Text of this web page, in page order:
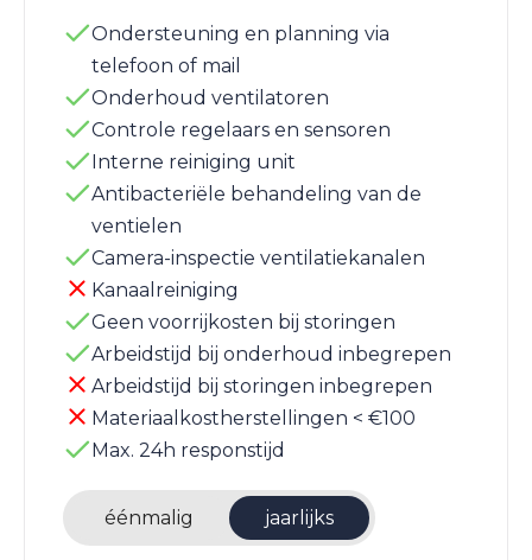
Ondersteuning en planning via
telefoon of mail
Onderhoud ventilatoren
Controle regelaars en sensoren
Interne reiniging unit
Antibacteriële behandeling van de
ventielen
Camera-inspectie ventilatiekanalen
Kanaalreiniging
Geen voorrijkosten bij storingen
Arbeidstijd bij onderhoud inbegrepen
Arbeidstijd bij storingen inbegrepen
Materiaalkostherstellingen < €100
Max. 24h responstijd
éénmalig jaarlijks